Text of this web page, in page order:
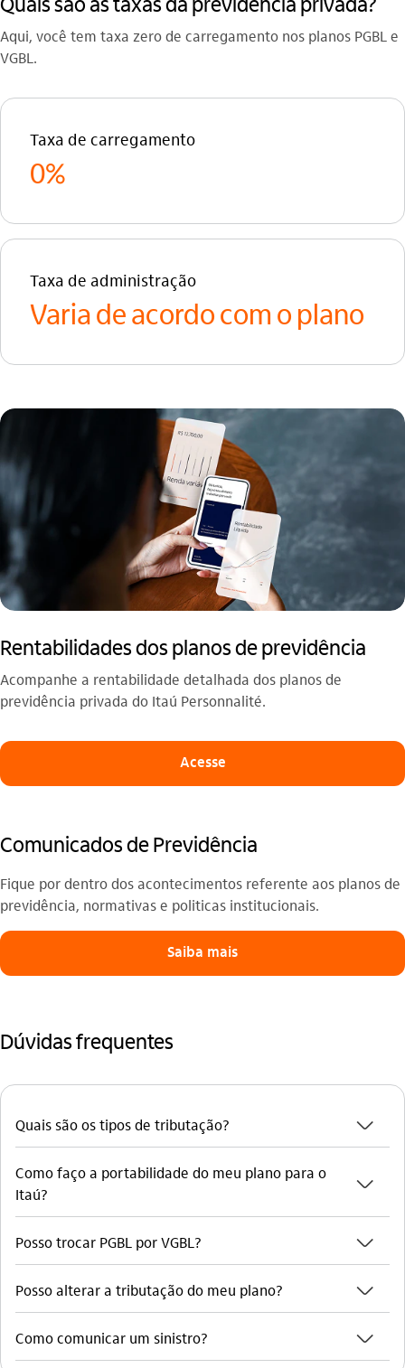
Aqui, você tem taxa zero de carregamento nos planos PGBL e
VGBL.
Taxa de carregamento
0%
Taxa de administração
Varia de acordo com o plano
Rentabilidades dos planos de previdência
Acompanhe a rentabilidade detalhada dos planos de
previdência privada do Itaú Personnalité.
Acesse
Comunicados de Previdência
Fique por dentro dos acontecimentos referente aos planos de
previdência, normativas e politicas institucionais.
Saiba mais
Dúvidas frequentes
Quais são os tipos de tributação? seta_baixo
Como faço a portabilidade do meu plano para o
Itaú?
seta_baixo
Posso trocar PGBL por VGBL? seta_baixo
Posso alterar a tributação do meu plano? seta_baixo
Como comunicar um sinistro? seta_baixo